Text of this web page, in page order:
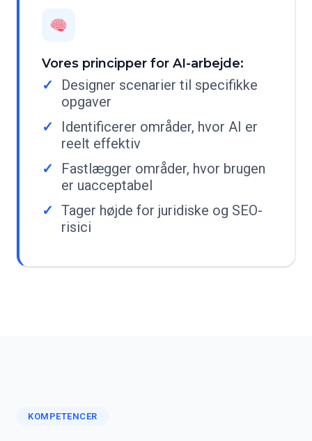
Vores principper for AI-arbejde:
Designer scenarier til specifikke
opgaver
Identificerer områder, hvor AI er
reelt effektiv
Fastlægger områder, hvor brugen
er uacceptabel
Tager højde for juridiske og SEO-
risici
KOMPETENCER